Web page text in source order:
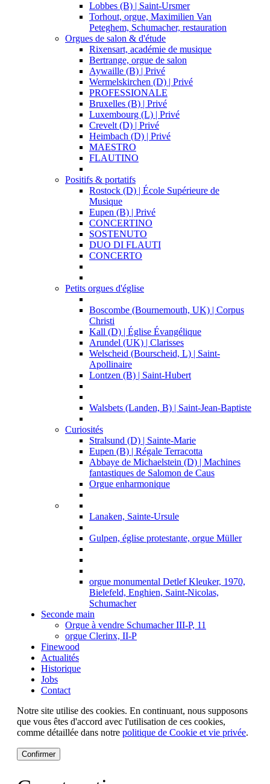
Lobbes (B) | Saint-Ursmer
Torhout, orgue, Maximilien Van
Peteghem, Schumacher, restauration
Orgues de salon & d'étude
Rixensart, académie de musique
Bertrange, orgue de salon
Aywaille (B) | Privé
Wermelskirchen (D) | Privé
PROFESSIONALE
Bruxelles (B) | Privé
Luxembourg (L) | Privé
Crevelt (D) | Privé
Heimbach (D) | Privé
MAESTRO
FLAUTINO
Positifs & portatifs
Rostock (D) | École Supérieure de
Musique
Eupen (B) | Privé
CONCERTINO
SOSTENUTO
DUO DI FLAUTI
CONCERTO
Petits orgues d'église
Boscombe (Bournemouth, UK) | Corpus
Christi
Kall (D) | Église Évangélique
Arundel (UK) | Clarisses
Welscheid (Bourscheid, L) | Saint-
Apollinaire
Lontzen (B) | Saint-Hubert
Walsbets (Landen, B) | Saint-Jean-Baptiste
Curiosités
Stralsund (D) | Sainte-Marie
Eupen (B) | Régale Terracotta
Abbaye de Michaelstein (D) | Machines
fantastiques de Salomon de Caus
Orgue enharmonique
Lanaken, Sainte-Ursule
Gulpen, église protestante, orgue Müller
orgue monumental Detlef Kleuker, 1970,
Bielefeld, Enghien, Saint-Nicolas,
Schumacher
Seconde main
Orgue à vendre Schumacher III-P, 11
orgue Clerinx, II-P
Finewood
Actualités
Historique
Jobs
Contact
Notre site utilise des cookies. En continuant, nous supposons
que vous êtes d'accord avec l'utilisation de ces cookies,
comme détaillée dans notre politique de Cookie et vie privée.
Confirmer